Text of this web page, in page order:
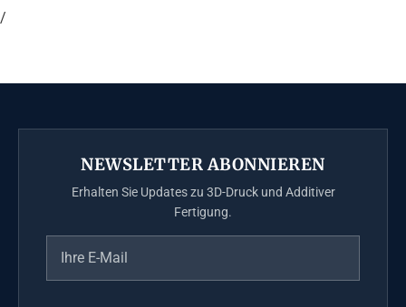
/
NEWSLETTER ABONNIEREN
Erhalten Sie Updates zu 3D-Druck und Additiver
Fertigung.